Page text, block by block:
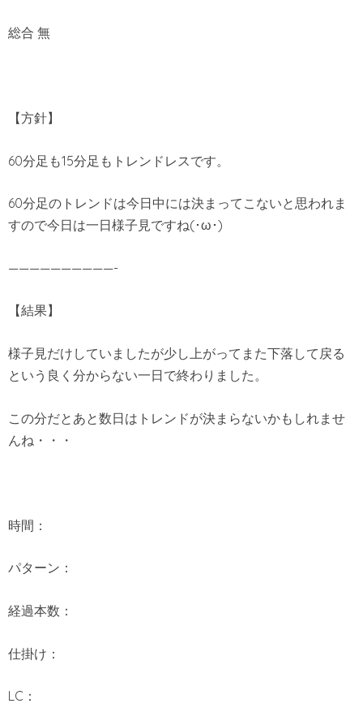
総合 無
【方針】
60分足も15分足もトレンドレスです。
60分足のトレンドは今日中には決まってこないと思われま
すので今日は一日様子見ですね(･ω･)
——————————-
【結果】
様子見だけしていましたが少し上がってまた下落して戻る
という良く分からない一日で終わりました。
この分だとあと数日はトレンドが決まらないかもしれませ
んね・・・
時間：
パターン：
経過本数：
仕掛け：
LC：